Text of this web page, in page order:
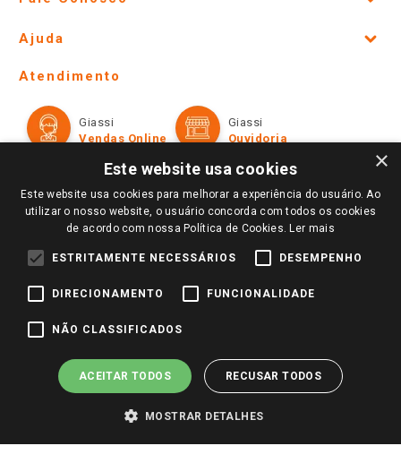
Lojas Físicas e Horários
Ofertas
Televendas
Perguntas frequentes
Trabalhe Conosco
Identidade Visual
Ajuda
Formas de Pagamento
Políticas de entrega
Trocas e Devoluções
Atendimento
Giassi
Vendas Online
Giassi
Ouvidoria
Redes Sociais
Pagamento e Segurança
×
Este website usa cookies
Este website usa cookies para melhorar a experiência do usuário. Ao
utilizar o nosso website, o usuário concorda com todos os cookies
de acordo com nossa Política de Cookies. Ler mais
ESTRITAMENTE NECESSÁRIOS DESEMPENHO
DIRECIONAMENTO FUNCIONALIDADE
NÃO CLASSIFICADOS
ACEITAR TODOS RECUSAR TODOS
MOSTRAR DETALHES